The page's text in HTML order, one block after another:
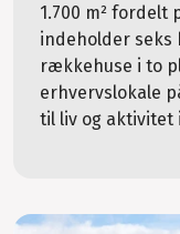
1.700 m² fordelt
indeholder seks
rækkehuse i to
erhvervslokale
til liv og aktivitet